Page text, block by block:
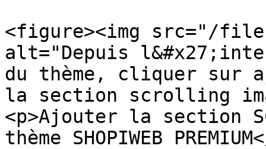
<figure><img src="/files/
alt="Depuis
du thème, cliquer sur
la section scrolling
<p>Ajouter la section
thème SHOPIWEB